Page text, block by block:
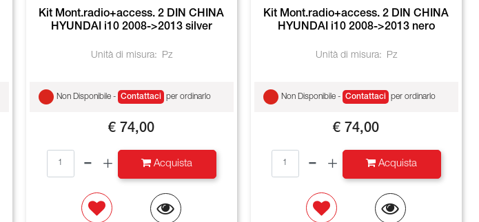
Kit Mont.radio+access. 2 DIN CHINA
HYUNDAI i10 2008->2013 silver
Unità di misura: Pz
Non Disponibile - Contattaci per ordinarlo
€ 74,00
Quantità
Acquista
Kit Mont.radio+access. 2 DIN CHINA
HYUNDAI i10 2008->2013 nero
Unità di misura: Pz
Non Disponibile - Contattaci per ordinarlo
€ 74,00
Quantità
Acquista